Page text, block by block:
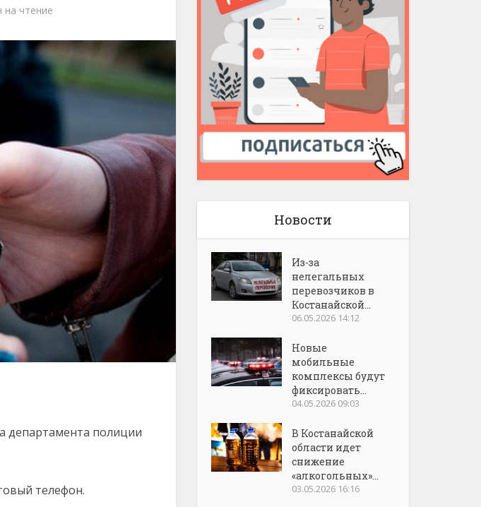
на чтение
департамента полиции
телефон.
Новости
Из-за
нелегальных
перевозчиков в
Костанайской...
06.05.2026 14:12
Новые
мобильные
комплексы будут
фиксировать...
04.05.2026 09:03
В Костанайской
области идет
снижение
«алкогольных»...
03.05.2026 16:16